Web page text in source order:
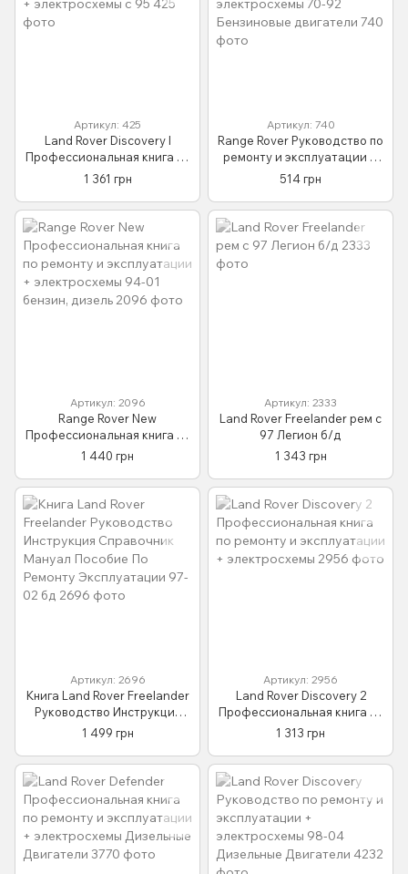
Артикул: 425
Land Rover Discovery I
Профессиональная книга по
ремонту и эксплуатации +
электросхемы c 95
1 361 грн
Артикул: 740
Range Rover Руководство по
ремонту и эксплуатации +
электросхемы 70-92
Бензиновые двигатели
514 грн
Артикул: 2096
Range Rover New
Профессиональная книга по
ремонту и эксплуатации +
электросхемы 94-01 бензин,
дизель
1 440 грн
Артикул: 2333
Land Rover Freelander рем с
97 Легион б/д
1 343 грн
Артикул: 2696
Книга Land Rover Freelander
Руководство Инструкция
Справочник Мануал
Пособие По Ремонту
Эксплуатации 97-02 бд
1 499 грн
Артикул: 2956
Land Rover Discovery 2
Профессиональная книга по
ремонту и эксплуатации +
электросхемы
1 313 грн